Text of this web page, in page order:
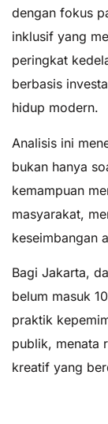
dengan fokus
inklusif yang
peringkat
berbasis
hidup modern.
Analisis ini
bukan hanya
kemampuan
masyarakat,
keseimbangan
Bagi Jakarta,
belum masuk
praktik
publik, menata
kreatif yang